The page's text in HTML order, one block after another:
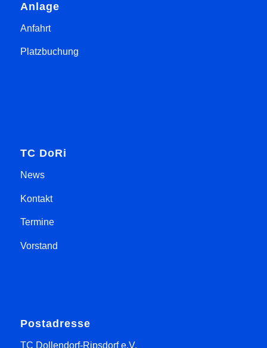
Anlage
Anfahrt
Platzbuchung
TC DoRi
News
Kontakt
Termine
Vorstand
Postadresse
TC Dollendorf-Ripsdorf e.V.